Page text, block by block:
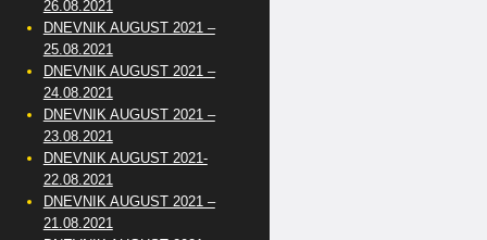
26.08.2021
DNEVNIK AUGUST 2021 –
25.08.2021
DNEVNIK AUGUST 2021 –
24.08.2021
DNEVNIK AUGUST 2021 –
23.08.2021
DNEVNIK AUGUST 2021-
22.08.2021
DNEVNIK AUGUST 2021 –
21.08.2021